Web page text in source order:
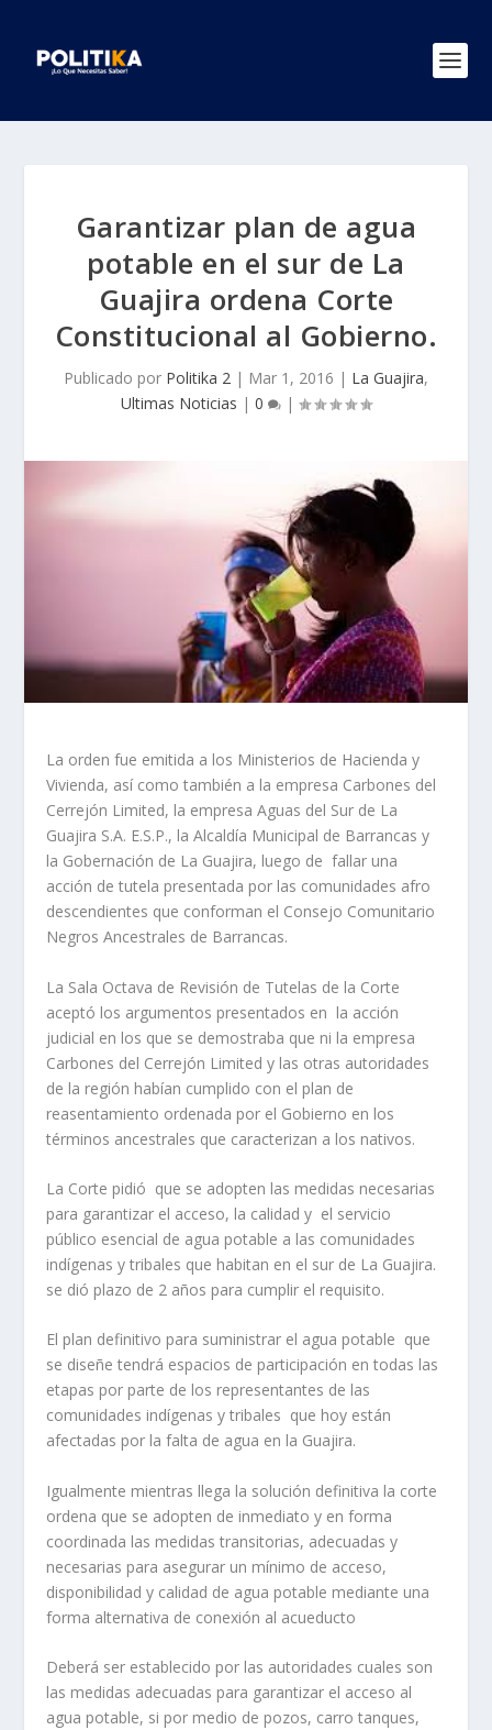
Garantizar plan de agua
potable en el sur de La
Guajira ordena Corte
Constitucional al Gobierno.
Publicado por Politika 2 | Mar 1, 2016 | La Guajira,
Ultimas Noticias | 0 |
La orden fue emitida a los Ministerios de Hacienda y
Vivienda, así como también a la empresa Carbones del
Cerrejón Limited, la empresa Aguas del Sur de La
Guajira S.A. E.S.P., la Alcaldía Municipal de Barrancas y
la Gobernación de La Guajira, luego de fallar una
acción de tutela presentada por las comunidades afro
descendientes que conforman el Consejo Comunitario
Negros Ancestrales de Barrancas.
La Sala Octava de Revisión de Tutelas de la Corte
aceptó los argumentos presentados en la acción
judicial en los que se demostraba que ni la empresa
Carbones del Cerrejón Limited y las otras autoridades
de la región habían cumplido con el plan de
reasentamiento ordenada por el Gobierno en los
términos ancestrales que caracterizan a los nativos.
La Corte pidió que se adopten las medidas necesarias
para garantizar el acceso, la calidad y el servicio
público esencial de agua potable a las comunidades
indígenas y tribales que habitan en el sur de La Guajira.
se dió plazo de 2 años para cumplir el requisito.
El plan definitivo para suministrar el agua potable que
se diseñe tendrá espacios de participación en todas las
etapas por parte de los representantes de las
comunidades indígenas y tribales que hoy están
afectadas por la falta de agua en la Guajira.
Igualmente mientras llega la solución definitiva la corte
ordena que se adopten de inmediato y en forma
coordinada las medidas transitorias, adecuadas y
necesarias para asegurar un mínimo de acceso,
disponibilidad y calidad de agua potable mediante una
forma alternativa de conexión al acueducto
Deberá ser establecido por las autoridades cuales son
las medidas adecuadas para garantizar el acceso al
agua potable, si por medio de pozos, carro tanques,